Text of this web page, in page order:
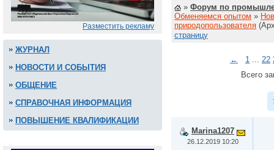
Разместить рекламу
ЖУРНАЛ
НОВОСТИ И СОБЫТИЯ
ОБЩЕНИЕ
СПРАВОЧНАЯ ИНФОРМАЦИЯ
ПОВЫШЕНИЕ КВАЛИФИКАЦИИ
» Форум по
Обменяемся опытом »
природопользователя
страницу
← 1 ... 22
Всего
Marina1207
26.12.2019 10:20